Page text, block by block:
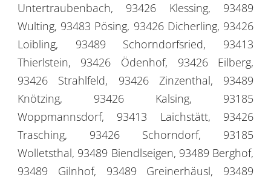
Untertraubenbach, 93426 Klessing, 93489
Wulting, 93483 Pösing, 93426 Dicherling, 93426
Loibling, 93489 Schorndorfsried, 93413
Thierlstein, 93426 Ödenhof, 93426 Eilberg,
93426 Strahlfeld, 93426 Zinzenthal, 93489
Knötzing, 93426 Kalsing, 93185
Woppmannsdorf, 93413 Laichstätt, 93426
Trasching, 93426 Schorndorf, 93185
Wolletsthal, 93489 Biendlseigen, 93489 Berghof,
93489 Gilnhof, 93489 Greinerhäusl, 93489